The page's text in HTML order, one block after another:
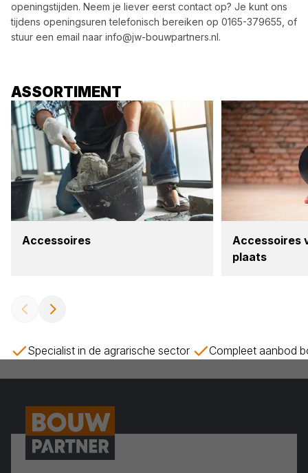
openingstijden. Neem je liever eerst contact op? Je kunt ons
tijdens openingsuren telefonisch bereiken op 0165-379655 , of
stuur een email naar info@jw-bouwpartners.nl.
ASSORTIMENT
Acces­soi­res
Acces­soi­res
plaats
Specialist in de agrarische sector Compleet aanbod